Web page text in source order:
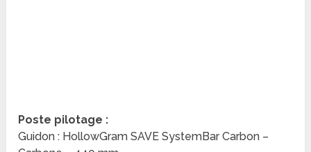
Poste pilotage :
Guidon : HollowGram SAVE SystemBar Carbon –